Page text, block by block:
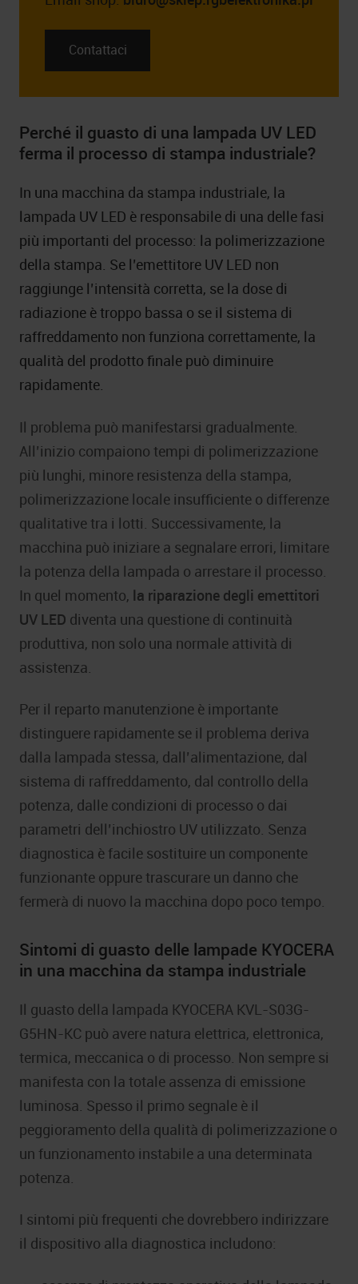
Contattaci
Perché il guasto di una lampada UV LED
ferma il processo di stampa industriale?
In una macchina da stampa industriale, la
lampada UV LED è responsabile di una delle fasi
più importanti del processo: la polimerizzazione
della stampa. Se l’emettitore UV LED non
raggiunge l’intensità corretta, se la dose di
radiazione è troppo bassa o se il sistema di
raffreddamento non funziona correttamente, la
qualità del prodotto finale può diminuire
rapidamente.
Il problema può manifestarsi gradualmente.
All’inizio compaiono tempi di polimerizzazione
più lunghi, minore resistenza della stampa,
polimerizzazione locale insufficiente o differenze
qualitative tra i lotti. Successivamente, la
macchina può iniziare a segnalare errori, limitare
la potenza della lampada o arrestare il processo.
In quel momento, la riparazione degli emettitori
UV LED diventa una questione di continuità
produttiva, non solo una normale attività di
assistenza.
Per il reparto manutenzione è importante
distinguere rapidamente se il problema deriva
dalla lampada stessa, dall’alimentazione, dal
sistema di raffreddamento, dal controllo della
potenza, dalle condizioni di processo o dai
parametri dell’inchiostro UV utilizzato. Senza
diagnostica è facile sostituire un componente
funzionante oppure trascurare un danno che
fermerà di nuovo la macchina dopo poco tempo.
Sintomi di guasto delle lampade KYOCERA
in una macchina da stampa industriale
Il guasto della lampada KYOCERA KVL-S03G-
G5HN-KC può avere natura elettrica, elettronica,
termica, meccanica o di processo. Non sempre si
manifesta con la totale assenza di emissione
luminosa. Spesso il primo segnale è il
peggioramento della qualità di polimerizzazione o
un funzionamento instabile a una determinata
potenza.
I sintomi più frequenti che dovrebbero indirizzare
il dispositivo alla diagnostica includono: